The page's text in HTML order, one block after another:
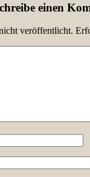
einen
veröffentlicht.